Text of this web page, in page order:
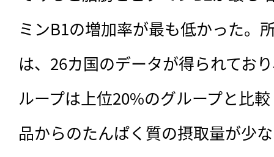
ミンB1の増加率が最も低かった。
は、26カ国のデータが得られてお
ループは上位20%のグループと比
品からのたんぱく質の摂取量が少